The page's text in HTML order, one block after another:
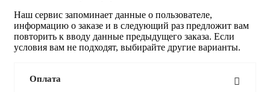
Наш сервис запоминает данные о пользователе,
информацию о заказе и в следующий раз предложит вам
повторить к вводу данные предыдущего заказа. Если
условия вам не подходят, выбирайте другие варианты.
Оплата